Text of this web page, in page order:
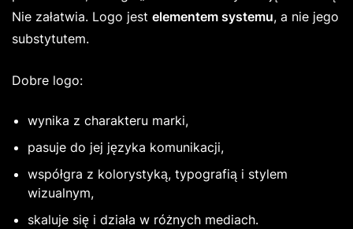
Nie załatwia. Logo jest elementem systemu, a nie jego
substytutem.
Dobre logo:
wynika z charakteru marki,
pasuje do jej języka komunikacji,
współgra z kolorystyką, typografią i stylem
wizualnym,
skaluje się i działa w różnych mediach.